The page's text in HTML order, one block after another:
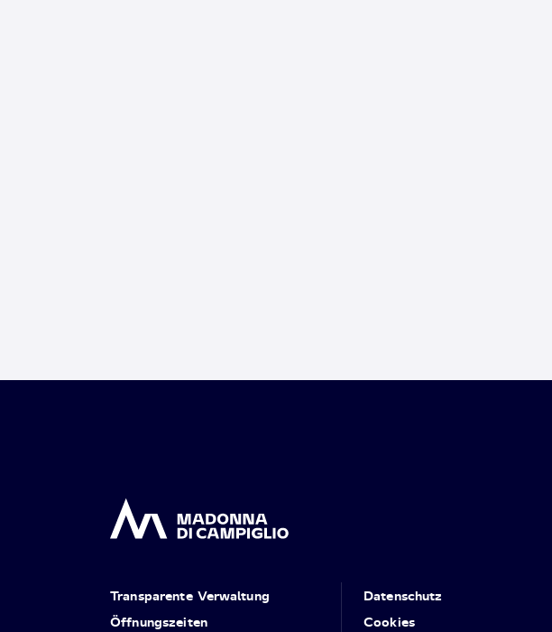
Transparente Verwaltung
Öffnungszeiten
Datenschutz
Cookies